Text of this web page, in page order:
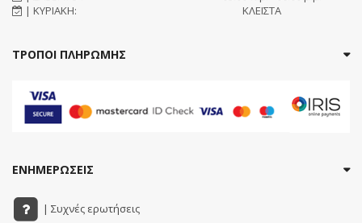
| ΚΥΡΙΑΚΗ:
ΚΛΕΙΣΤΑ
ΤΡΟΠΟΙ ΠΛΗΡΩΜΗΣ
ΕΝΗΜΕΡΩΣΕΙΣ
| Συχνές ερωτήσεις